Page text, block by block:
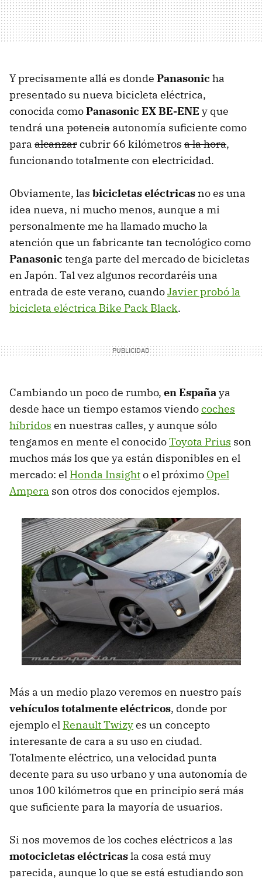
Y precisamente allá es donde Panasonic ha
presentado su nueva bicicleta eléctrica,
conocida comoPanasonic EX BE-ENE y que
tendrá una potencia autonomía suficiente como
para alcanzarcubrir 66 kilómetros a la hora,
funcionando totalmente con electricidad.
Obviamente, las bicicletas eléctricas no es una
idea nueva, ni mucho menos, aunque a mi
personalmente me ha llamado mucho la
atención que un fabricante tan tecnológico como
Panasonic tenga parte del mercado de bicicletas
en Japón. Tal vez algunos recordaréis una
entrada de este verano, cuandoJavier probó la
bicicleta eléctrica Bike Pack Black.
Cambiando un poco de rumbo, en España ya
desde hace un tiempo estamos viendocoches
híbridos en nuestras calles, y aunque sólo
tengamos en mente el conocidoToyota Prius son
muchos más los que ya están disponibles en el
mercado: el Honda Insighto el próximo Opel
Ampera son otros dos conocidos ejemplos.
Más a un medio plazo veremos en nuestro país
vehículos totalmente eléctricos, donde por
ejemplo el Renault Twizyes un concepto
interesante de cara a su uso en ciudad.
Totalmente eléctrico, una velocidad punta
decente para su uso urbano y una autonomía de
unos 100 kilómetros que en principio será más
que suficiente para la mayoría de usuarios.
Si nos movemos de los coches eléctricos a las
motocicletas eléctricasla cosa está muy
parecida, aunque lo que se está estudiando son